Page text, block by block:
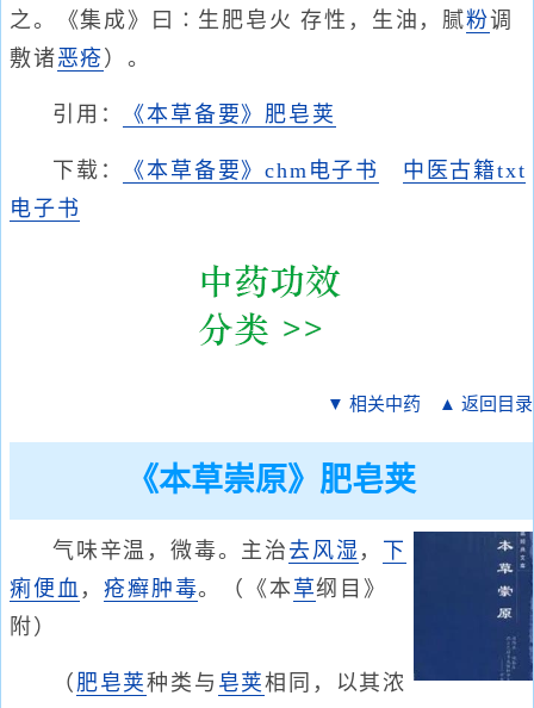
之。《集成》曰∶生肥皂火 存性，生油，腻粉调
敷诸恶疮 ）。
引用： 《本草备要》肥皂荚
下载： 《本草备要》chm电子书
中医古籍txt
电子书
▼ 相关中药 ▲ 返回目录
《本草崇原》肥皂荚
气味辛温，微毒。主治 去风湿 ，
下
痢便血 ，疮癣肿毒。（《本草纲目》
附）
（ 肥皂荚种类与 皂荚相同，以其浓